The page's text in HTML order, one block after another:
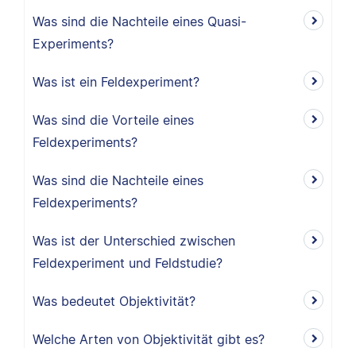
Was sind die Nachteile eines Quasi-
Experiments?
Was ist ein Feldexperiment?
Was sind die Vorteile eines
Feldexperiments?
Was sind die Nachteile eines
Feldexperiments?
Was ist der Unterschied zwischen
Feldexperiment und Feldstudie?
Was bedeutet Objektivität?
Welche Arten von Objektivität gibt es?